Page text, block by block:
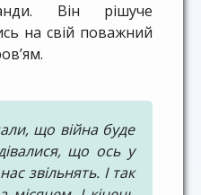
Він рішуче
на свій поважний
що війна буде
що ось у
звільнять. І так